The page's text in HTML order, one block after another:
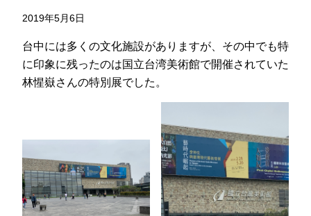
2019年5月6日
台中には多くの文化施設がありますが、その中でも特
に印象に残ったのは国立台湾美術館で開催されていた
林惺嶽さんの特別展でした。